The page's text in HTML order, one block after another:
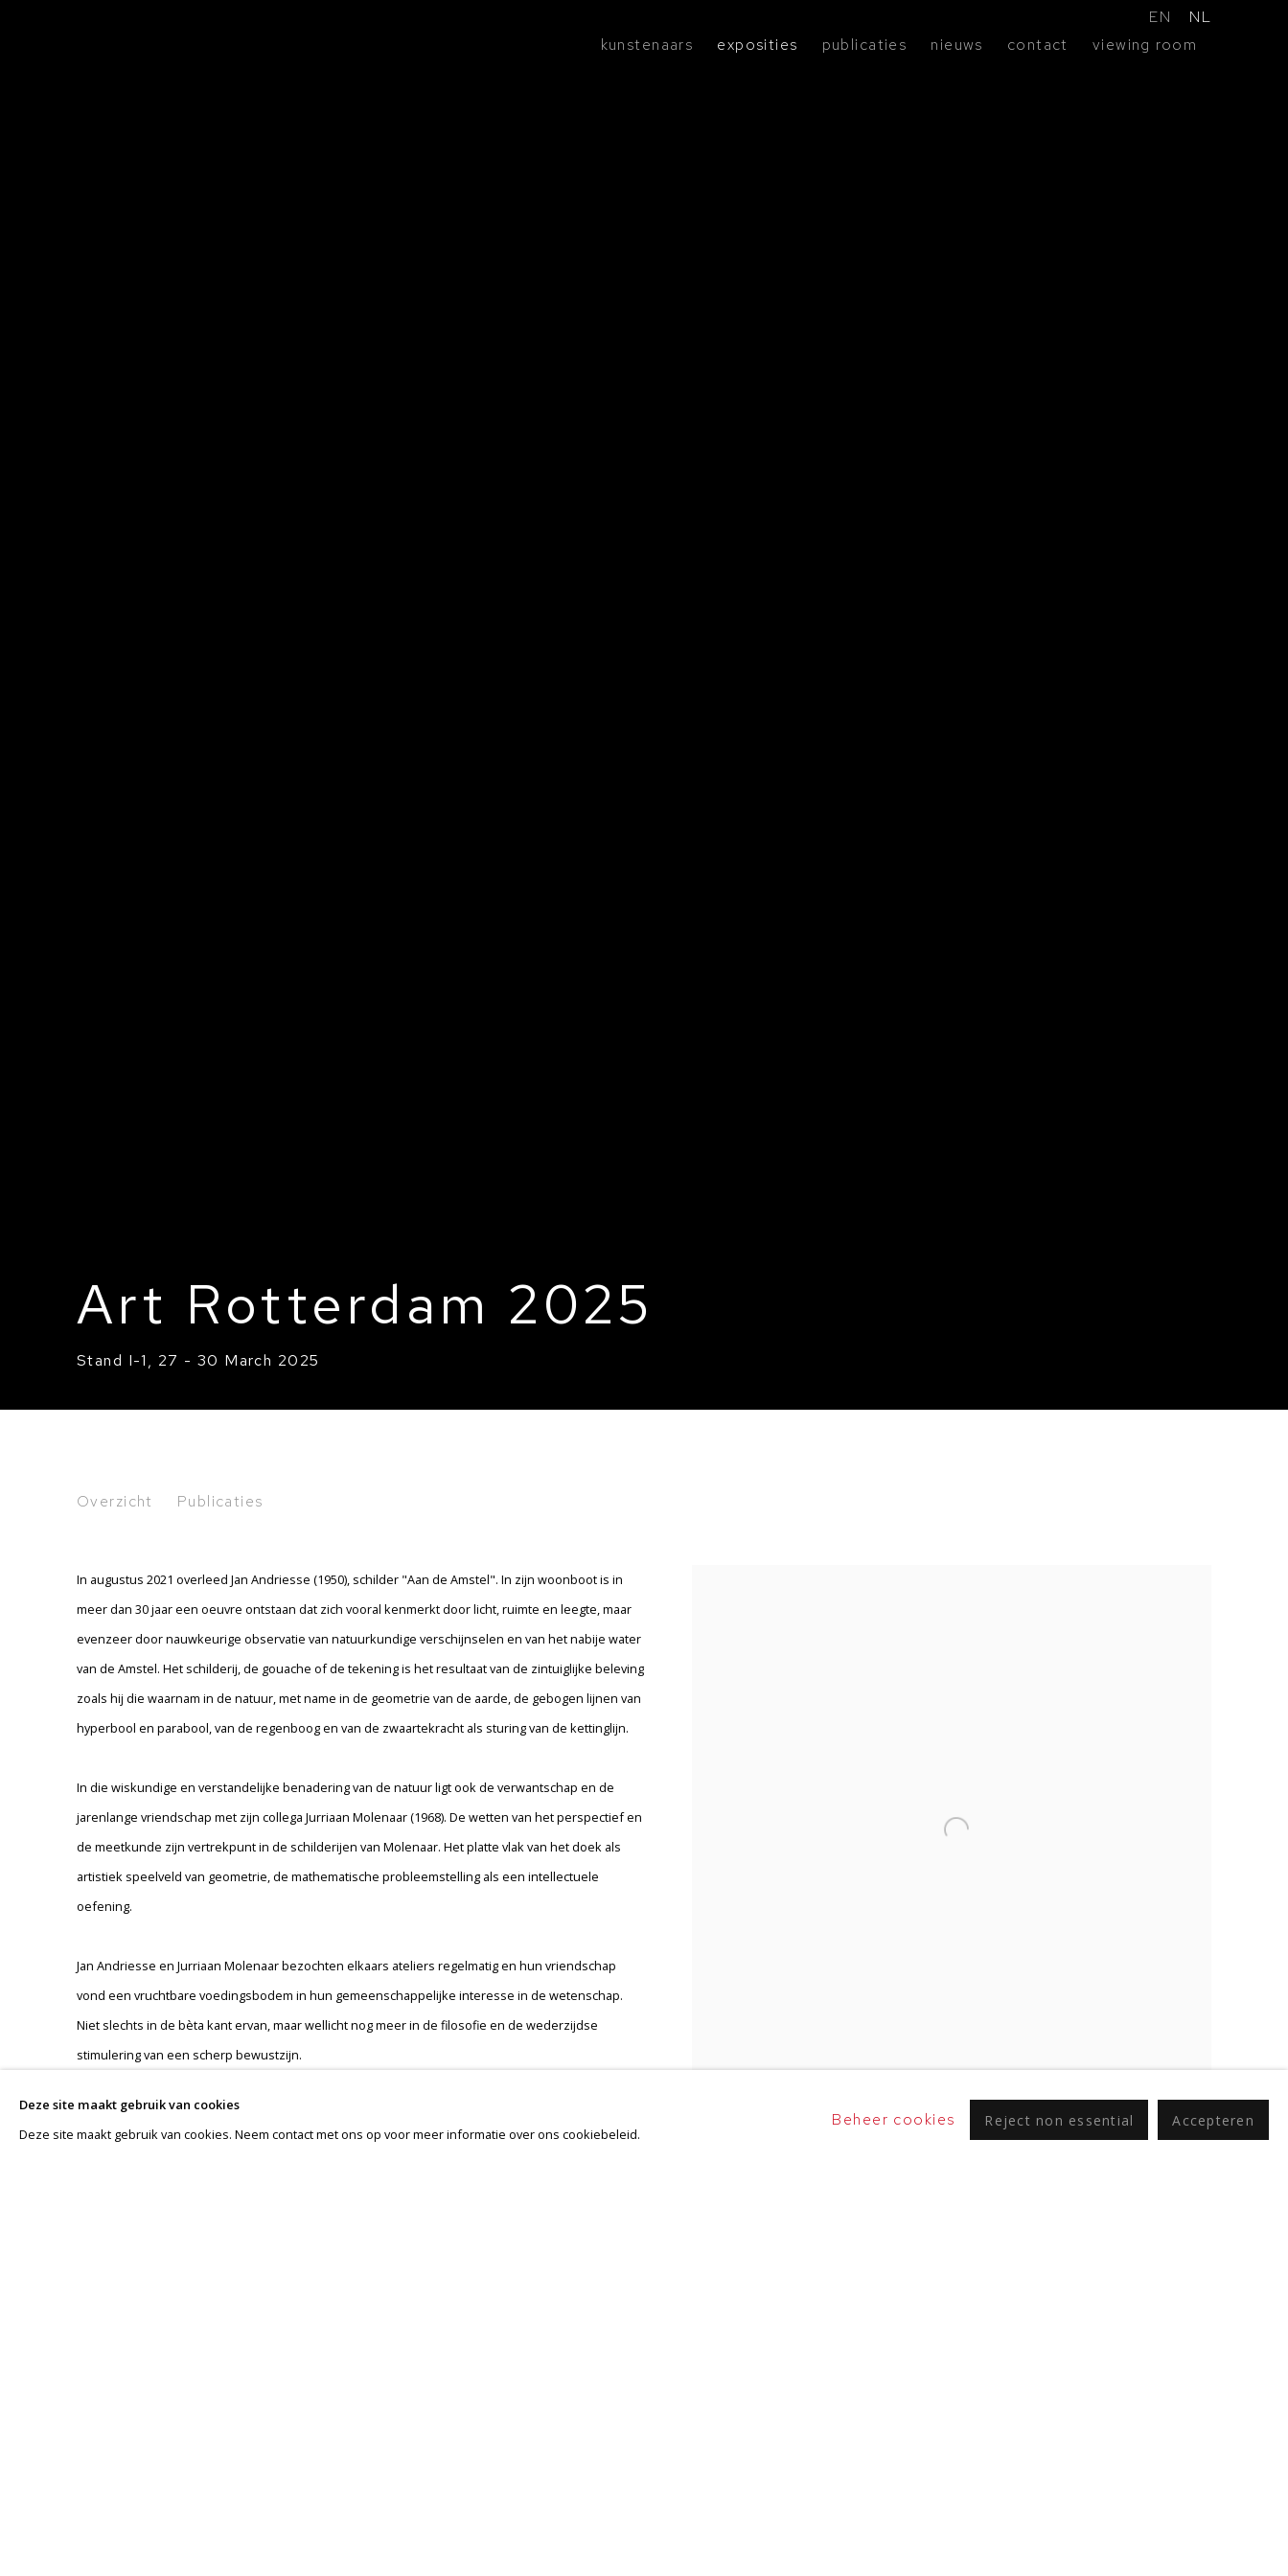
kunstenaars exposities publicaties nieuws contact viewing room
EN NL
Art Rotterdam 2025
Stand I-1, 27 - 30 March 2025
Art Rotterdam 2025
Overzicht Publicaties
In augustus 2021 overleed Jan Andriesse (1950), schilder "Aan de Amstel". In zijn woonboot is in
meer dan 30 jaar een oeuvre ontstaan dat zich vooral kenmerkt door licht, ruimte en leegte, maar
evenzeer door nauwkeurige observatie van natuurkundige verschijnselen en van het nabije water
van de Amstel. Het schilderij, de gouache of de tekening is het resultaat van de zintuiglijke beleving
zoals hij die waarnam in de natuur, met name in de geometrie van de aarde, de gebogen lijnen van
hyperbool en parabool, van de regenboog en van de zwaartekracht als sturing van de kettinglijn.
In die wiskundige en verstandelijke benadering van de natuur ligt ook de verwantschap en de
jarenlange vriendschap met zijn collega Jurriaan Molenaar (1968). De wetten van het perspectief en
de meetkunde zijn vertrekpunt in de schilderijen van Molenaar. Het platte vlak van het doek als
artistiek speelveld van geometrie, de mathematische probleemstelling als een intellectuele
oefening.
Jan Andriesse en Jurriaan Molenaar bezochten elkaars ateliers regelmatig en hun vriendschap
vond een vruchtbare voedingsbodem in hun gemeenschappelijke interesse in de wetenschap.
Niet slechts in de bèta kant ervan, maar wellicht nog meer in de filosofie en de wederzijdse
stimulering van een scherp bewustzijn.
Deze site maakt gebruik van cookies
Deze site maakt gebruik van cookies. Neem contact met ons op voor meer informatie over ons cookiebeleid.
Beheer cookies Reject non essential Accepteren